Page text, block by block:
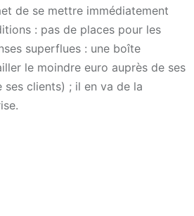
de se mettre immédiatement
: pas de places pour les
superflues : une boîte
le moindre euro auprès de ses
clients) ; il en va de la